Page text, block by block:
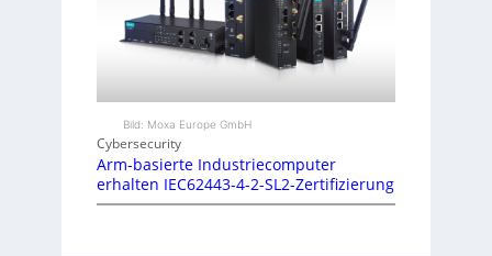
Bild: Moxa Europe GmbH
Cybersecurity
Arm-basierte Industriecomputer
erhalten IEC62443-4-2-SL2-Zertifizierung